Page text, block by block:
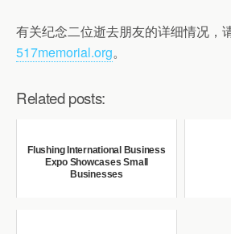
有关纪念二位逝去朋友的详细情况，
517memorial.org。
Related posts:
Flushing International Business
Expo Showcases Small
Businesses